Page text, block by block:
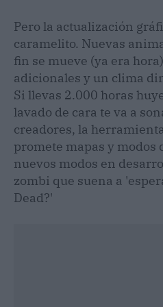
Pero la actualización
caramelito. Nuevas
fin se mueve (ya era
adicionales y un clima
Si llevas 2.000 horas
lavado de cara te va a
creadores, la
promete mapas y modos
nuevos modos en
zombi que suena a
Dead?'